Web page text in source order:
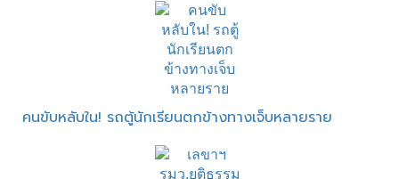
คนขับหลับใน! รถตู้นักเรียนตกข้างทางเจ็บหลายราย